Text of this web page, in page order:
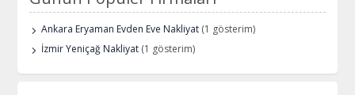
Ankara Eryaman Evden Eve Nakliyat (1 gösterim)
İzmir Yeniçağ Nakliyat (1 gösterim)